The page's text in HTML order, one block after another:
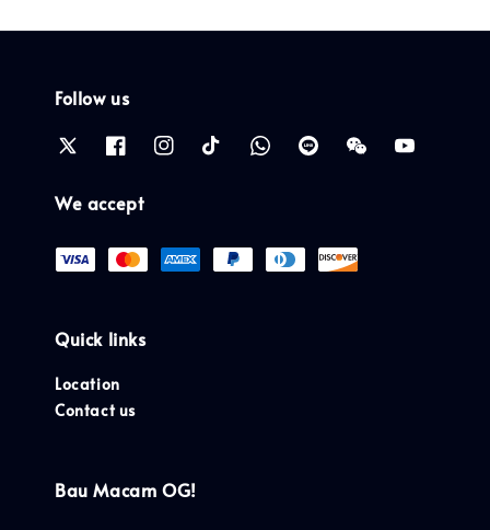
Follow us
We accept
Quick links
Location
Contact us
Bau Macam OG!